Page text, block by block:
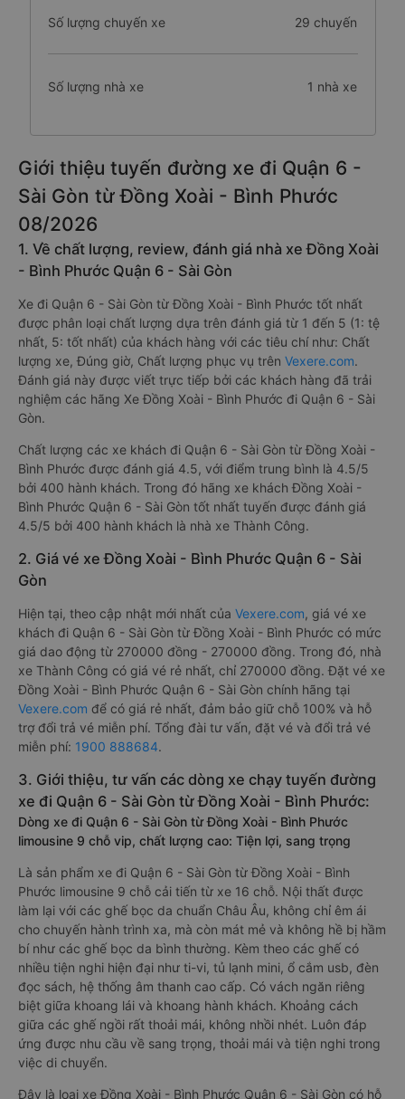
Số lượng chuyến xe 29 chuyến
Số lượng nhà xe 1 nhà xe
Giới thiệu tuyến đường xe đi Quận 6 -
Sài Gòn từ Đồng Xoài - Bình Phước
08/2026
1. Về chất lượng, review, đánh giá nhà xe Đồng Xoài
- Bình Phước Quận 6 - Sài Gòn
Xe đi Quận 6 - Sài Gòn từ Đồng Xoài - Bình Phước tốt nhất
được phân loại chất lượng dựa trên đánh giá từ 1 đến 5 (1: tệ
nhất, 5: tốt nhất) của khách hàng với các tiêu chí như: Chất
lượng xe, Đúng giờ, Chất lượng phục vụ trên Vexere.com.
Đánh giá này được viết trực tiếp bởi các khách hàng đã trải
nghiệm các hãng Xe Đồng Xoài - Bình Phước đi Quận 6 - Sài
Gòn.
Chất lượng các xe khách đi Quận 6 - Sài Gòn từ Đồng Xoài -
Bình Phước được đánh giá 4.5, với điểm trung bình là 4.5/5
bởi 400 hành khách. Trong đó hãng xe khách Đồng Xoài -
Bình Phước Quận 6 - Sài Gòn tốt nhất tuyến được đánh giá
4.5/5 bởi 400 hành khách là nhà xe Thành Công.
2. Giá vé xe Đồng Xoài - Bình Phước Quận 6 - Sài
Gòn
Hiện tại, theo cập nhật mới nhất của Vexere.com, giá vé xe
khách đi Quận 6 - Sài Gòn từ Đồng Xoài - Bình Phước có mức
giá dao động từ 270000 đồng - 270000 đồng. Trong đó, nhà
xe Thành Công có giá vé rẻ nhất, chỉ 270000 đồng. Đặt vé xe
Đồng Xoài - Bình Phước Quận 6 - Sài Gòn chính hãng tại
Vexere.com để có giá rẻ nhất, đảm bảo giữ chỗ 100% và hỗ
trợ đổi trả vé miễn phí. Tổng đài tư vấn, đặt vé và đổi trả vé
miễn phí: 1900 888684.
3. Giới thiệu, tư vấn các dòng xe chạy tuyến đường
xe đi Quận 6 - Sài Gòn từ Đồng Xoài - Bình Phước:
Dòng xe đi Quận 6 - Sài Gòn từ Đồng Xoài - Bình Phước
limousine 9 chỗ vip, chất lượng cao: Tiện lợi, sang trọng
Là sản phẩm xe đi Quận 6 - Sài Gòn từ Đồng Xoài - Bình
Phước limousine 9 chỗ cải tiến từ xe 16 chỗ. Nội thất được
làm lại với các ghế bọc da chuẩn Châu Âu, không chỉ êm ái
cho chuyến hành trình xa, mà còn mát mẻ và không hề bị hầm
bí như các ghế bọc da bình thường. Kèm theo các ghế có
nhiều tiện nghi hiện đại như ti-vi, tủ lạnh mini, ổ cắm usb, đèn
đọc sách, hệ thống âm thanh cao cấp. Có vách ngăn riêng
biệt giữa khoang lái và khoang hành khách. Khoảng cách
giữa các ghế ngồi rất thoải mái, không nhồi nhét. Luôn đáp
ứng được nhu cầu về sang trọng, thoải mái và tiện nghi trong
việc di chuyển.
Đây là loại xe Đồng Xoài - Bình Phước Quận 6 - Sài Gòn có hỗ